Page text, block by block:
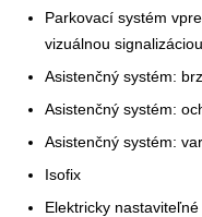
Parkovací systém
vizuálnou signalizáciou
Asistenčný systém:
Asistenčný systém:
Asistenčný systém:
Isofix
Elektricky